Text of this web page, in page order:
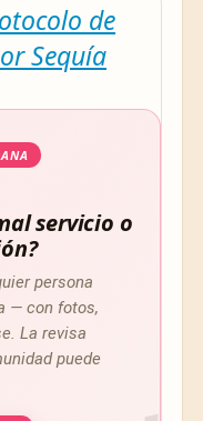
de
Sequía
servicio o
persona
— con fotos,
La revisa
puede